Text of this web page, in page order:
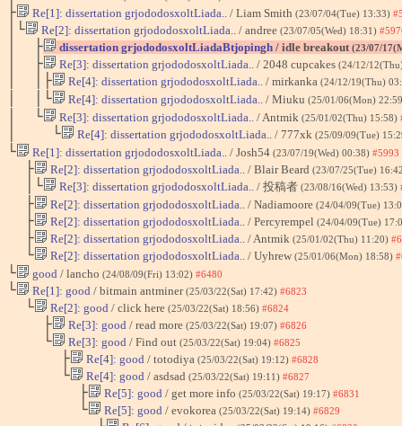
├ Re[1]: dissertation grjododosxoltLiada.. / Liam Smith (23/07/04(Tue) 13:33)
│└ Re[2]: dissertation grjododosxoltLiada.. / andree (23/07/05(Wed) 18:31)
│ ├ dissertation grjododosxoltLiadaBtjopingh / idle breakout (23/07/
│ ├ Re[3]: dissertation grjododosxoltLiada.. / 2048 cupcakes (24/12/
│ │├ Re[4]: dissertation grjododosxoltLiada.. / mirkanka (24/12/19(Thu)
│ │└ Re[4]: dissertation grjododosxoltLiada.. / Miuku (25/01/06(Mon)
│ └ Re[3]: dissertation grjododosxoltLiada.. / Antmik (25/01/02(Thu) 15:58)
│ └ Re[4]: dissertation grjododosxoltLiada.. / 777xk (25/09/09(Tue)
└ Re[1]: dissertation grjododosxoltLiada.. / Josh54 (23/07/19(Wed) 00:38) #5993
├ Re[2]: dissertation grjododosxoltLiada.. / Blair Beard (23/07/25(Tue)
│└ Re[3]: dissertation grjododosxoltLiada.. / 投稿者 (23/08/16(Wed) 13:53)
├ Re[2]: dissertation grjododosxoltLiada.. / Nadiamoore (24/04/09(Tue)
├ Re[2]: dissertation grjododosxoltLiada.. / Percyrempel (24/04/09(Tue)
├ Re[2]: dissertation grjododosxoltLiada.. / Antmik (25/01/02(Thu) 11:20)
└ Re[2]: dissertation grjododosxoltLiada.. / Uyhrew (25/01/06(Mon) 18:58)
└ good / lancho (24/08/09(Fri) 13:02) #6480
└ Re[1]: good / bitmain antminer(25/03/22(Sat) 17:42) #6823
└ Re[2]: good / click here (25/03/22(Sat) 18:56) #6824
├ Re[3]: good / read more (25/03/22(Sat) 19:07) #6826
└ Re[3]: good / Find out (25/03/22(Sat) 19:04) #6825
├ Re[4]: good / totodiya (25/03/22(Sat) 19:12) #6828
└ Re[4]: good / asdsad (25/03/22(Sat) 19:11) #6827
├ Re[5]: good / get more info (25/03/22(Sat) 19:17) #6831
└ Re[5]: good / evokorea (25/03/22(Sat) 19:14) #6829